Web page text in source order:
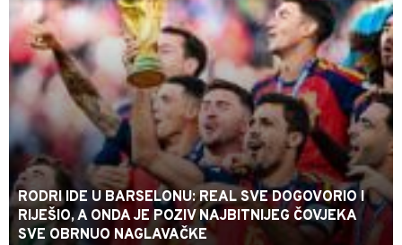
RODRI IDE U BARSELONU: REAL SVE DOGOVORIO I
RIJEŠIO, A ONDA JE POZIV NAJBITNIJEG ČOVJEKA
SVE OBRNUO NAGLAVAČKE